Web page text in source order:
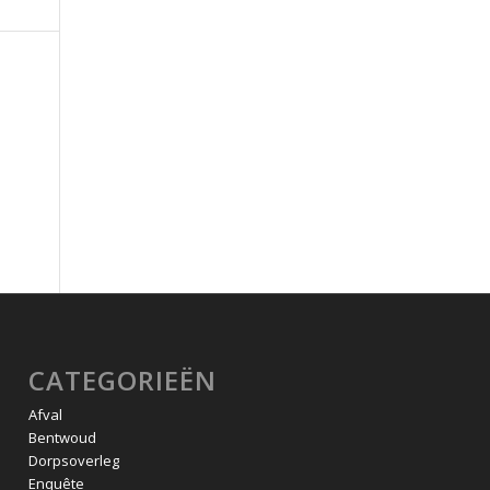
CATEGORIEËN
Afval
Bentwoud
Dorpsoverleg
Enquête